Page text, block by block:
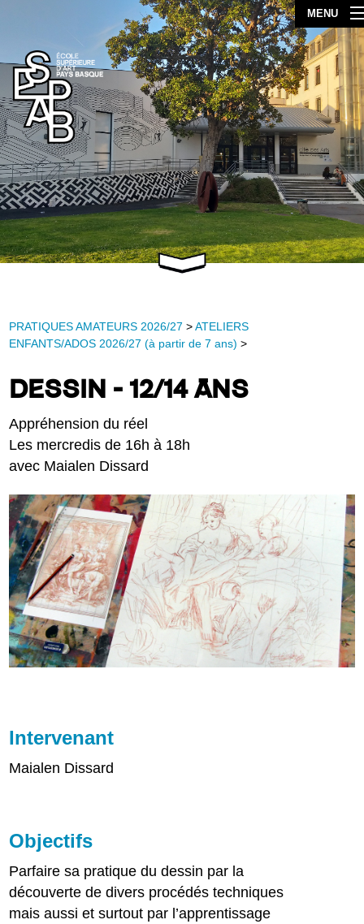
MENU
PRATIQUES AMATEURS 2026/27 >ATELIERS
ENFANTS/ADOS 2026/27 (à partir de 7 ans) >
DESSIN - 12/14 ANS
Appréhension du réel
Les mercredis de 16h à 18h
avec Maialen Dissard
Intervenant
Maialen Dissard
Objectifs
Parfaire sa pratique du dessin par la
découverte de divers procédés techniques
mais aussi et surtout par l’apprentissage